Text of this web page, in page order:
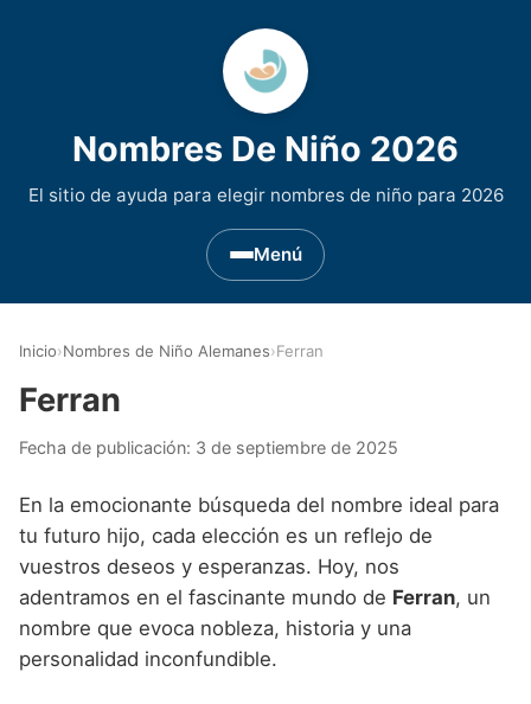
Nombres De Niño 2026
El sitio de ayuda para elegir nombres de niño para 2026
Menú
Nombres de niño que empiezan por D
Nombres de niño que empiezan por E
Nombres de niño que empiezan por F
Nombres de niño que empiezan por G
Nombres de Niño Asturianos
Nombres de Niño Baleares
Nombres de Niño Cantabros
Nombres de Niño Celtas
Nombres de Niño Egipcios
Nombres de Niño Griegos
Nombres de Niño Mitologicos
Nombres de Niño Alemanes
Nombres de Niño Americanos
Nombres de Niño Arabes
Nombres de Niño Chinos
Buscar
Inicio›Nombres de Niño Alemanes›Ferran
Ferran
Fecha de publicación: 3 de septiembre de 2025
En la emocionante búsqueda del nombre ideal para
tu futuro hijo, cada elección es un reflejo de
vuestros deseos y esperanzas. Hoy, nos
adentramos en el fascinante mundo de Ferran, un
nombre que evoca nobleza, historia y una
personalidad inconfundible.